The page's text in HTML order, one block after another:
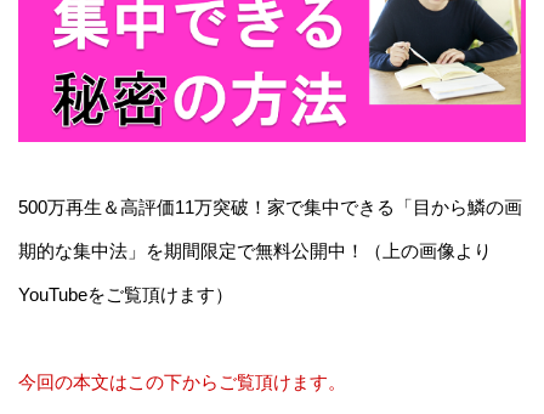
500万再生＆高評価11万突破！家で集中できる「目から鱗の画
期的な集中法」を期間限定で無料公開中！（上の画像より
YouTubeをご覧頂けます）
今回の本文はこの下からご覧頂けます。